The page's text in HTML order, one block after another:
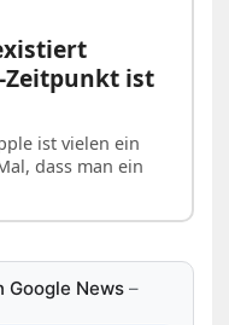
Zeitpunkt ist
ist vielen ein
dass man ein
Google News –